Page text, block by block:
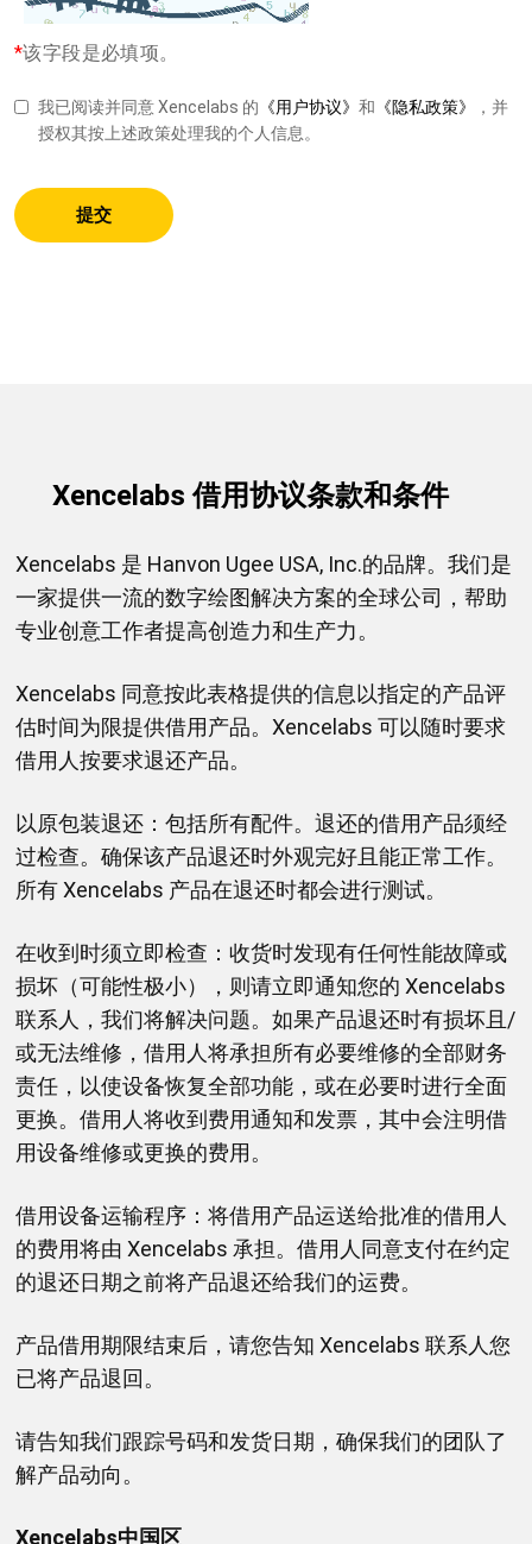
*该字段是必填项。
我已阅读并同意 Xencelabs 的 《用户协议》 和 《隐私政策》
，并
授权其按上述政策处理我的个人信息。
提交
Xencelabs 借用协议条款和条件
Xencelabs 是 Hanvon Ugee USA, Inc.的品牌。我们是
一家提供一流的数字绘图解决方案的全球公司，帮助
专业创意工作者提高创造力和生产力。
Xencelabs 同意按此表格提供的信息以指定的产品评
估时间为限提供借用产品。Xencelabs 可以随时要求
借用人按要求退还产品。
以原包装退还：包括所有配件。退还的借用产品须经
过检查。确保该产品退还时外观完好且能正常工作。
所有 Xencelabs 产品在退还时都会进行测试。
在收到时须立即检查：收货时发现有任何性能故障或
损坏（可能性极小），则请立即通知您的 Xencelabs
联系人，我们将解决问题。如果产品退还时有损坏且/
或无法维修，借用人将承担所有必要维修的全部财务
责任，以使设备恢复全部功能，或在必要时进行全面
更换。借用人将收到费用通知和发票，其中会注明借
用设备维修或更换的费用。
借用设备运输程序：将借用产品运送给批准的借用人
的费用将由 Xencelabs 承担。借用人同意支付在约定
的退还日期之前将产品退还给我们的运费。
产品借用期限结束后，请您告知 Xencelabs 联系人您
已将产品退回。
请告知我们跟踪号码和发货日期，确保我们的团队了
解产品动向。
Xencelabs中国区